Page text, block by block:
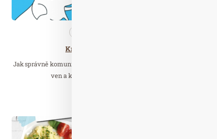
Knižní tip: Hlavně v pohodě
Jak správně komunikovat? Jak pracovat v týmu? Kdy s emocemi
ven a kdy naopak raději držet jazyk za…